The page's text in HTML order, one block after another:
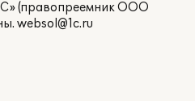
(правопреемник ООО
websol@1c.ru